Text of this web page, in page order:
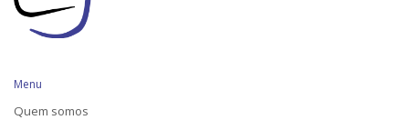
Menu
Quem somos